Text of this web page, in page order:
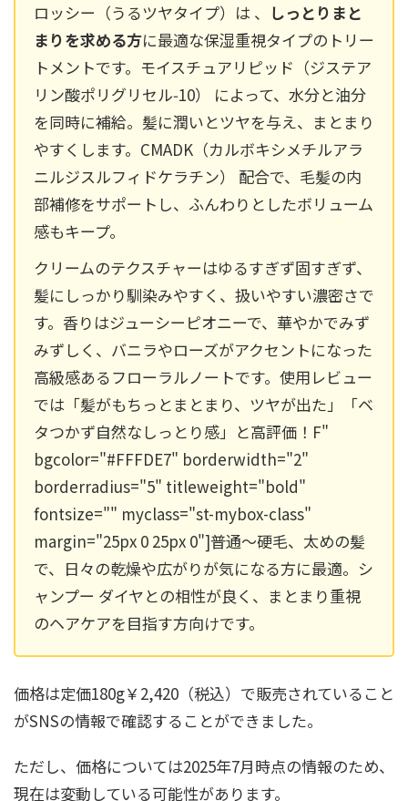
ロッシー（うるツヤタイプ）は 、 しっとりまと
まりを求める方に最適な保湿重視タイプのトリー
トメントです。モイスチュアリピッド（ジステア
リン酸ポリグリセル‑10） によって、水分と油分
を同時に補給。髪に潤いとツヤを与え、まとまり
やすくします。CMADK（カルボキシメチルアラ
ニルジスルフィドケラチン） 配合で、毛髪の内
部補修をサポートし、ふんわりとしたボリューム
感もキープ。
クリームのテクスチャーはゆるすぎず固すぎず、
髪にしっかり馴染みやすく、扱いやすい濃密さで
す。香りはジューシーピオニーで、華やかでみず
みずしく、バニラやローズがアクセントになった
高級感あるフローラルノートです。使用レビュー
では「髪がもちっとまとまり、ツヤが出た」「ベ
タつかず自然なしっとり感」と高評価！F"
bgcolor="#FFFDE7" borderwidth="2"
borderradius="5" titleweight="bold"
fontsize="" myclass="st-mybox-class"
margin="25px 0 25px 0"]普通～硬毛、太めの髪
で、日々の乾燥や広がりが気になる方に最適。シ
ャンプー ダイヤとの相性が良く、まとまり重視
のヘアケアを目指す方向けです。
価格は定価180g￥2,420（税込）で販売されていること
がSNSの情報で確認することができました。
ただし、価格については2025年7月時点の情報のため、
現在は変動している可能性があります。